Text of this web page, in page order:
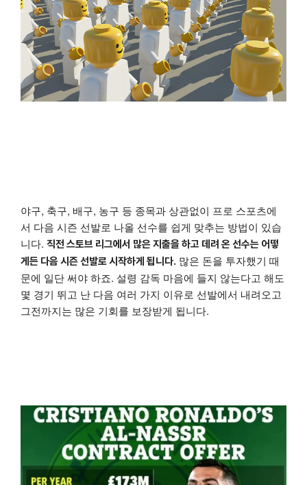
야구, 축구, 배구, 농구 등 종목과 상관없이 프로 스포츠에
서 다음 시즌 선발로 나올 선수를 쉽게 맞추는 방법이 있습
니다. 직전 스토브 리그에서 많은 지출을 하고 데려 온 선수는 어떻
게든 다음 시즌 선발로 시작하게 됩니다. 많은 돈을 투자했기 때
문에 일단 써야 하죠. 설령 감독 마음에 들지 않는다고 해도
몇 경기 뛰고 난 다음 여러 가지 이유로 선발에서 내려오고
그전까지는 많은 기회를 보장받게 됩니다.